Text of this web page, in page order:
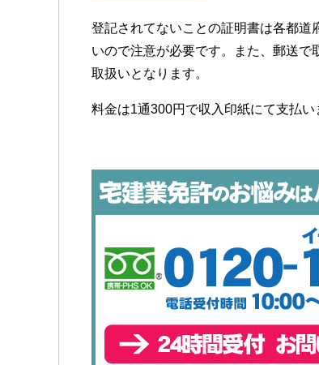
登記されてないことの証明書は各都道
いので注意が必要です。また、郵送
取扱いとなります。
料金は1通300円で収入印紙にて支払い